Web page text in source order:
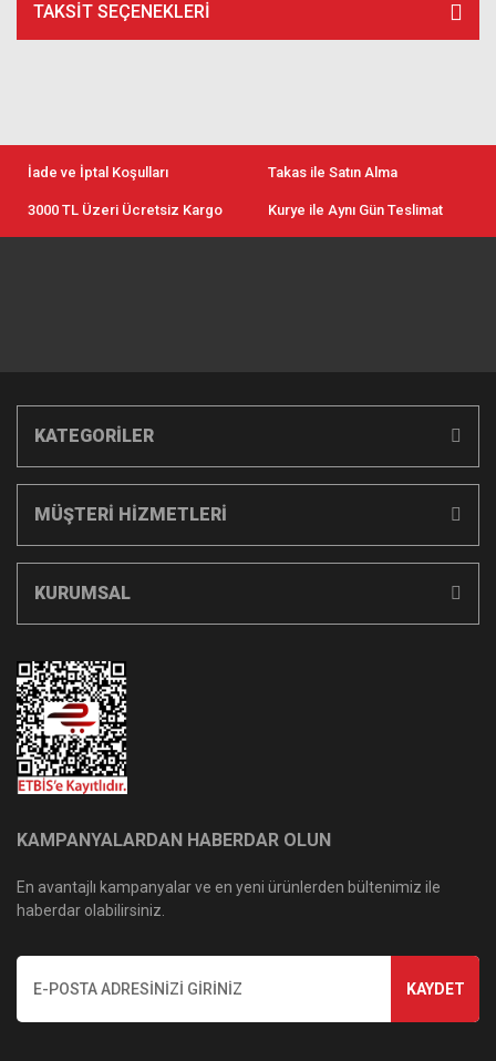
TAKSIT SEÇENEKLERI
İade ve İptal Koşulları Takas ile Satın Alma
3000 TL Üzeri Ücretsiz Kargo Kurye ile Aynı Gün Teslimat
KATEGORİLER
MÜŞTERİ HİZMETLERİ
KURUMSAL
KAMPANYALARDAN HABERDAR OLUN
En avantajlı kampanyalar ve en yeni ürünlerden bültenimiz ile
haberdar olabilirsiniz.
KAYDET